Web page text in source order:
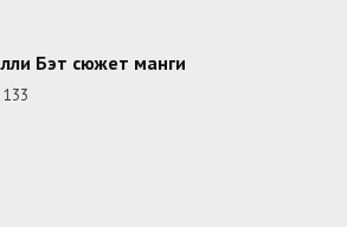
Бэт сюжет манги
133